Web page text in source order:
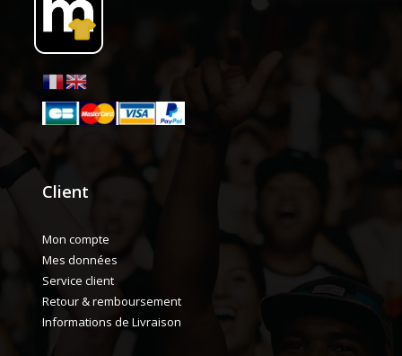
Client
Mon compte
Mes données
Service client
Retour & remboursement
Informations de Livraison